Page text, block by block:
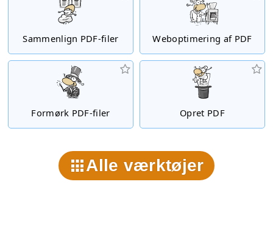
Sammenlign PDF-filer Weboptimering af PDF
Formørk PDF-filer Opret PDF
Alle værktøjer